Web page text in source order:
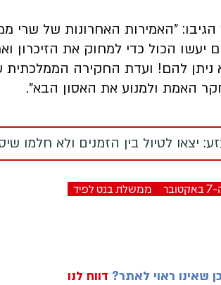
יעשו הכול כדי למחוק את הזיכרון
ניתן להם! ועדת החקירה
האמת ולמנוע את האסון הבא".
יצאו לטיול בין הזמנים ולא חלמו
ממשלת בנט לפיד
שאינו ראוי לאתר? דווח לנו